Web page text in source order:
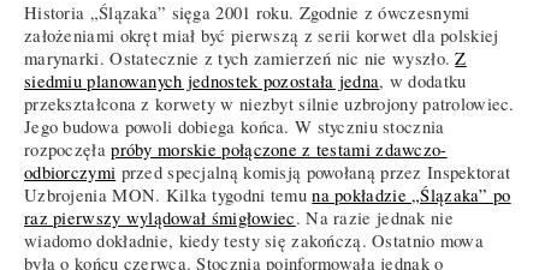
Historia „Ślązaka” sięga 2001 roku. Zgodnie z ówczesnymi
założeniami okręt miał być pierwszą z serii korwet dla polskiej
marynarki. Ostatecznie z tych zamierzeń nic nie wyszło.Z
siedmiu planowanych jednostek pozostała jedna, w dodatku
przekształcona z korwety w niezbyt silnie uzbrojony patrolowiec.
Jego budowa powoli dobiega końca. W styczniu stocznia
rozpoczęłapróby morskie połączone z testami zdawczo-
odbiorczymi przed specjalną komisją powołaną przez Inspektorat
Uzbrojenia MON. Kilka tygodni temuna pokładzie „Ślązaka” po
raz pierwszy wylądował śmigłowiec. Na razie jednak nie
wiadomo dokładnie, kiedy testy się zakończą. Ostatnio mowa
była o końcu czerwca. Stocznia poinformowała jednak o